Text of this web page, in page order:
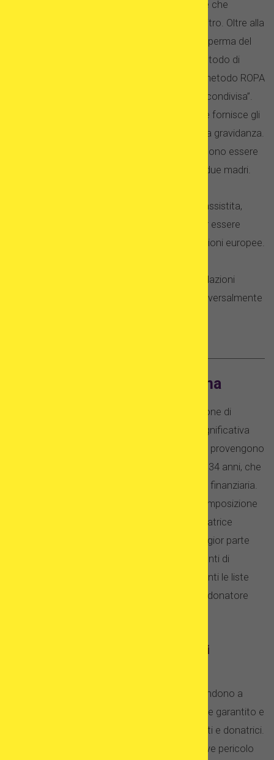
La legge spagnola accoglie le coppie lesbiche che
cercano un trattamento di fecondazione in vitro. Oltre alla
normale fecondazione in vitro utilizzando lo sperma del
donatore, alcune cliniche offrono anche il metodo di
fecondazione in vitro reciproca, noto come metodo ROPA
(ricezione di ovociti dal partner) o “maternità condivisa”.
Qui, una delle donne subisce la stimolazione e fornisce gli
ovuli, mentre l’altra riceve l’embrione e porta la gravidanza.
I bambini nati con un trattamento ROPA possono essere
legalmente registrati in Spagna come aventi due madri.
La legge spagnola in materia di riproduzione assistita,
compresa la fecondazione in vitro, è nota per essere
abbastanza liberale, rispetto ad altre destinazioni europee.
eterosessuali, le donne single e quelle nelle relazioni
omosessuali. Pertanto, i trattamenti sono universalmente
Donazione di ovociti in Spagna
La donazione di ovociti (così come la donazione di
sperma ed embrioni) costituisce una parte significativa
della medicina riproduttiva in Spagna. Gli ovuli provengono
solo da donne sane di età compresa tra 18 e 34 anni, che
donano liberamente e senza compensazione finanziaria.
A causa della posizione geografica e della composizione
etnica della Spagna, è facile trovare “una donatrice
compatibile” – una corrispondenza dalla maggior parte
delle origini razziali. La popolarità dei trattamenti di
ovodonazione in Spagna rende quasi inesistenti le liste
d’attesa: per la maggior parte dei pazienti, un donatore
Informazioni sulla donatrice di ovuli
I requisiti di anonimato della Spagna corrispondono a
quelli di altri paesi europei; vale a dire che viene garantito e
fatto rispettare l’anonimato totale per pazienti e donatrici.
Solo in circostanze eccezionali, come un grave pericolo